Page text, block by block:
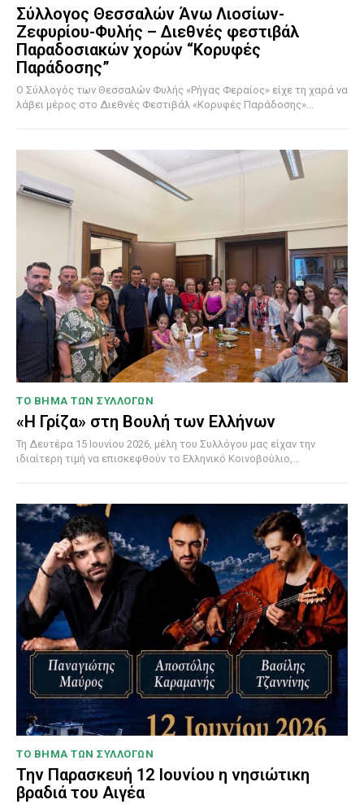
Σύλλογος Θεσσαλών Άνω Λιοσίων-
Ζεφυρίου-Φυλής – Διεθνές φεστιβάλ
Παραδοσιακών χορών “Κορυφές
Παράδοσης”
Ο Σύλλογός των Θεσσαλών Φυλής «Ρήγας Φεραίος» είχε τη χαρά να
λάβει μέρος στο Διεθνές Φεστιβάλ «Κορυφές Παράδοσης»...
ΤΟ ΒΗΜΑ ΤΩΝ ΣΥΛΛΟΓΩΝ
«Η Γρίζα» στη Βουλή των Ελλήνων
Τη Δευτέρα 15 Ιουνίου 2026, μέλη του Συλλόγου μας είχαν την
ιδιαίτερη τιμή να επισκεφθούν το Ελληνικό Κοινοβούλιο,...
ΤΟ ΒΗΜΑ ΤΩΝ ΣΥΛΛΟΓΩΝ
Την Παρασκευή 12 Ιουνίου η νησιώτικη
βραδιά του Αιγέα